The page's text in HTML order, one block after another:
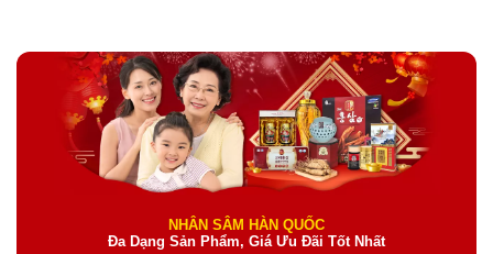
NHÂN SÂM HÀN QUỐC
Đa Dạng Sản Phẩm, Giá Ưu Đãi Tốt Nhất